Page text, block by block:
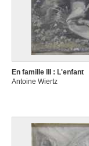
En famille III : L'enfant
Antoine Wiertz